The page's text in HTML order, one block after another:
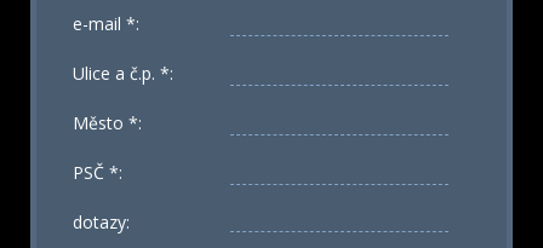
e-mail *:
Ulice a č.p. *:
Město *:
PSČ *:
dotazy: